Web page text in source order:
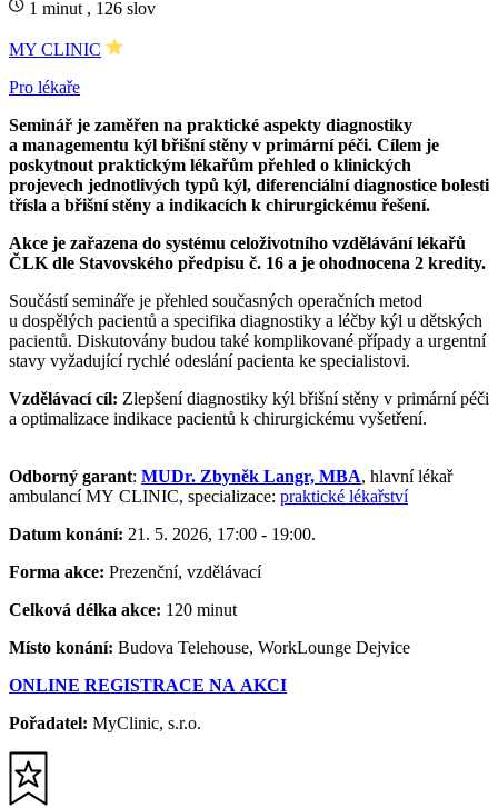
1 minut , 126 slov
MY CLINIC
Pro lékaře
Seminář je zaměřen na praktické aspekty diagnostiky
a managementu kýl břišní stěny v primární péči. Cílem je
poskytnout praktickým lékařům přehled o klinických
projevech jednotlivých typů kýl, diferenciální diagnostice bolesti
třísla a břišní stěny a indikacích k chirurgickému řešení.
Akce je zařazena do systému celoživotního vzdělávání lékařů
ČLK dle Stavovského předpisu č. 16 a je ohodnocena 2 kredity.
Součástí semináře je přehled současných operačních metod
u dospělých pacientů a specifika diagnostiky a léčby kýl u dětských
pacientů. Diskutovány budou také komplikované případy a urgentní
stavy vyžadující rychlé odeslání pacienta ke specialistovi.
Vzdělávací cíl: Zlepšení diagnostiky kýl břišní stěny v primární péči
a optimalizace indikace pacientů k chirurgickému vyšetření.
Odborný garant: MUDr. Zbyněk Langr, MBA, hlavní lékař
ambulancí MY CLINIC, specializace: praktické lékařství
Datum konání: 21. 5. 2026, 17:00 - 19:00.
Forma akce: Prezenční, vzdělávací
Celková délka akce: 120 minut
Místo konání: Budova Telehouse, WorkLounge Dejvice
ONLINE REGISTRACE NA AKCI
Pořadatel: MyClinic, s.r.o.